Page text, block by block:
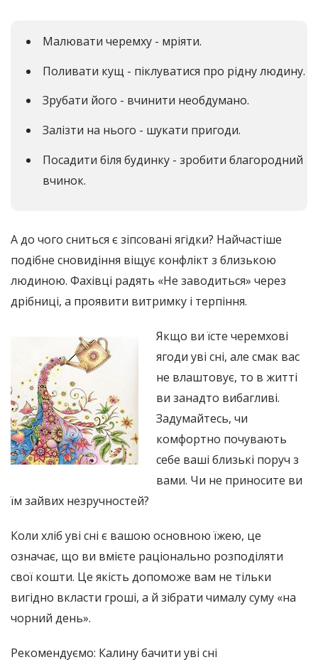
Малювати черемху - мріяти.
Поливати кущ - піклуватися про рідну людину.
Зрубати його - вчинити необдумано.
Залізти на нього - шукати пригоди.
Посадити біля будинку - зробити благородний
вчинок.
А до чого сниться є зіпсовані ягідки? Найчастіше
подібне сновидіння віщує конфлікт з близькою
людиною. Фахівці радять «Не заводиться» через
дрібниці, а проявити витримку і терпіння.
Якщо ви їсте черемхові
ягоди уві сні, але смак вас
не влаштовує, то в житті
ви занадто вибагливі.
Задумайтесь, чи
комфортно почувають
себе ваші близькі поруч з
вами. Чи не приносите ви
їм зайвих незручностей?
Коли хліб уві сні є вашою основною їжею, це
означає, що ви вмієте раціонально розподіляти
свої кошти. Це якість допоможе вам не тільки
вигідно вкласти гроші, а й зібрати чималу суму «на
чорний день».
Рекомендуємо: Калину бачити уві сні